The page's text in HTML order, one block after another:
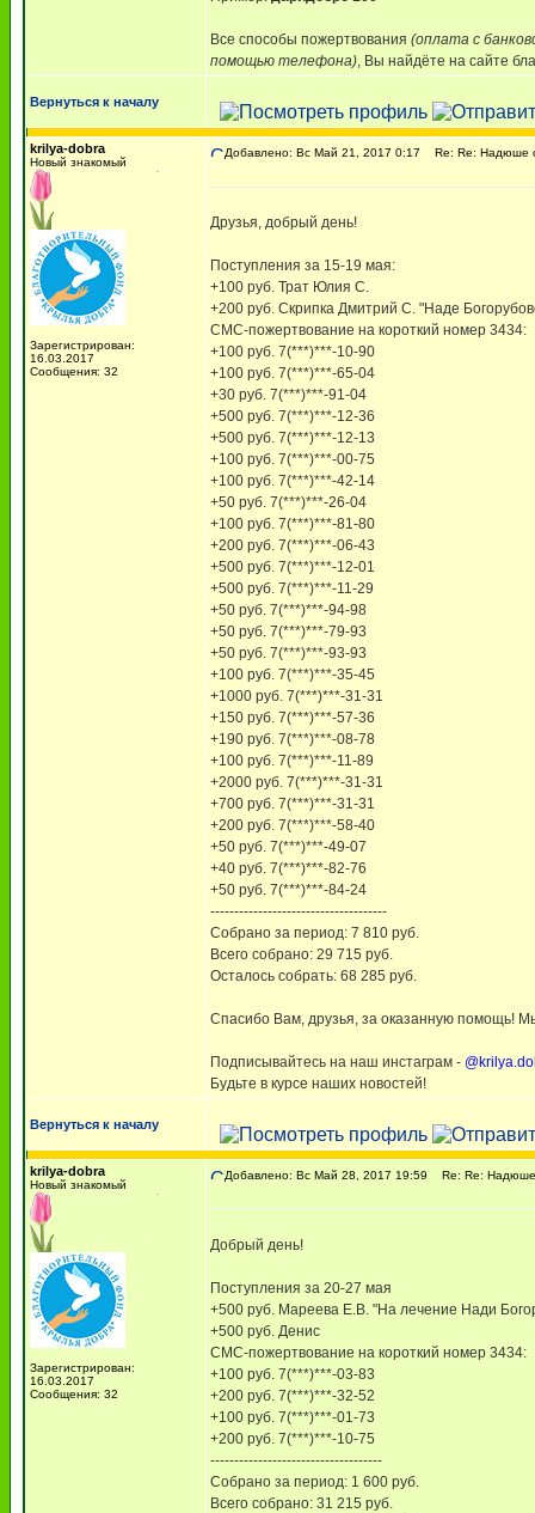
Все способы пожертвования (оплата с
помощью телефона), Вы найдёте на сайте
Вернуться к началу
krilya-dobra
Новый знакомый
Зарегистрирован:
16.03.2017
Сообщения: 32
Добавлено: Вс Май 21, 2017 0:17 Re: Re: Надюше
Друзья, добрый день!
Поступления за 15-19 мая:
+100 руб. Трат Юлия С.
+200 руб. Скрипка Дмитрий С. "Наде
СМС-пожертвование на короткий номер 3434:
+100 руб. 7(***)***-10-90
+100 руб. 7(***)***-65-04
+30 руб. 7(***)***-91-04
+500 руб. 7(***)***-12-36
+500 руб. 7(***)***-12-13
+100 руб. 7(***)***-00-75
+100 руб. 7(***)***-42-14
+50 руб. 7(***)***-26-04
+100 руб. 7(***)***-81-80
+200 руб. 7(***)***-06-43
+500 руб. 7(***)***-12-01
+500 руб. 7(***)***-11-29
+50 руб. 7(***)***-94-98
+50 руб. 7(***)***-79-93
+50 руб. 7(***)***-93-93
+100 руб. 7(***)***-35-45
+1000 руб. 7(***)***-31-31
+150 руб. 7(***)***-57-36
+190 руб. 7(***)***-08-78
+100 руб. 7(***)***-11-89
+2000 руб. 7(***)***-31-31
+700 руб. 7(***)***-31-31
+200 руб. 7(***)***-58-40
+50 руб. 7(***)***-49-07
+40 руб. 7(***)***-82-76
+50 руб. 7(***)***-84-24
-------------------------------------
Собрано за период: 7 810 руб.
Всего собрано: 29 715 руб.
Осталось собрать: 68 285 руб.
Спасибо Вам, друзья, за оказанную помощь!
Подписывайтесь на наш инстаграм -
Будьте в курсе наших новостей!
Вернуться к началу
krilya-dobra
Новый знакомый
Зарегистрирован:
16.03.2017
Сообщения: 32
Добавлено: Вс Май 28, 2017 19:59 Re: Re: Надюше
Добрый день!
Поступления за 20-27 мая
+500 руб. Мареева Е.В. "На лечение Нади
+500 руб. Денис
СМС-пожертвование на короткий номер 3434:
+100 руб. 7(***)***-03-83
+200 руб. 7(***)***-32-52
+100 руб. 7(***)***-01-73
+200 руб. 7(***)***-10-75
------------------------------------
Собрано за период: 1 600 руб.
Всего собрано: 31 215 руб.